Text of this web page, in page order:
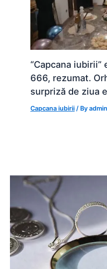
“Capcana
666, rezumat.
surpriză de ziua
Capcana iubirii / Byadmin